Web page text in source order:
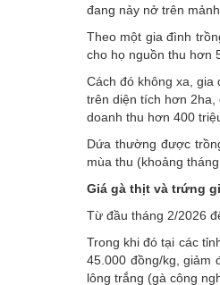
đang nảy nở trên
Theo một gia đình
cho họ nguồn thu hơn
Cách đó không xa,
trên diện tích hơn
doanh thu hơn 400
Dứa thường được
mùa thu (khoảng
Giá gà thịt và trứng
Từ đầu tháng 2/2026
Trong khi đó tại các
45.000 đồng/kg, giảm
lông trắng (gà công